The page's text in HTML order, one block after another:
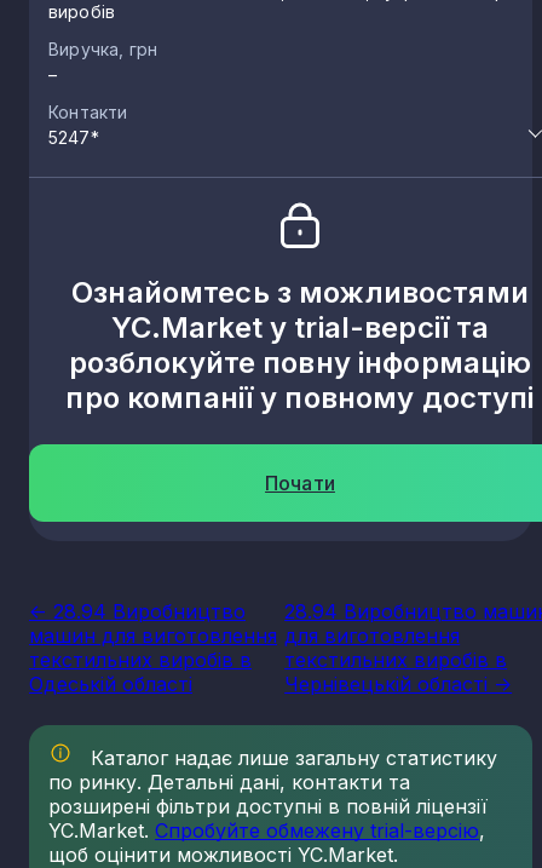
виробів
Виручка, грн
–
Контакти
5247*
Ознайомтесь з можливостями
YC.Market у trial-версії та
розблокуйте повну інформацію
про компанії у повному доступі
Почати
<- 28.94 Виробництво
машин для виготовлення
текстильних виробів в
Одеській області
28.94 Виробництво
для виготовлення
текстильних виробів в
Чернівецькій області ->
Каталог надає лише загальну статистику
по ринку. Детальні дані, контакти та
розширені фільтри доступні в повній ліцензії
YC.Market. Спробуйте обмежену trial-версію,
щоб оцінити можливості YC.Market.